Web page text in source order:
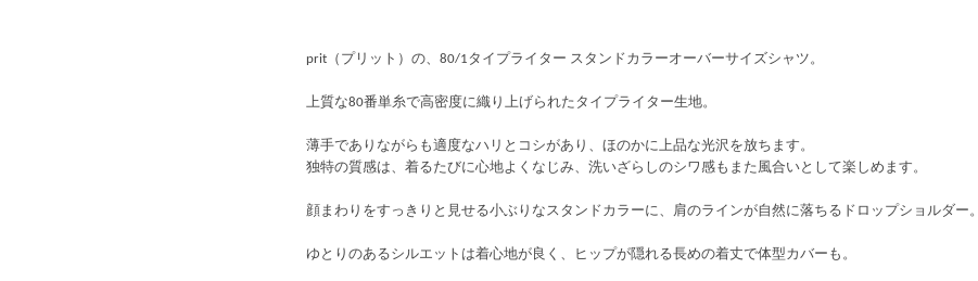
prit（プリット）の、80/1タイプライター スタンドカラーオーバーサイズシャツ。
上質な80番単糸で高密度に織り上げられたタイプライター生地。
薄手でありながらも適度なハリとコシがあり、ほのかに上品な光沢を放ちます。
独特の質感は、着るたびに心地よくなじみ、洗いざらしのシワ感もまた風合いとして楽しめます。
顔まわりをすっきりと見せる小ぶりなスタンドカラーに、肩のラインが自然に落ちるドロップショルダー。
ゆとりのあるシルエットは着心地が良く、ヒップが隠れる長めの着丈で体型カバーも。